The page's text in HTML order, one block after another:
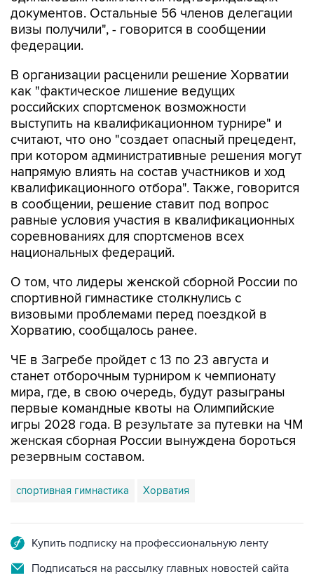
документов. Остальные 56 членов делегации
визы получили", - говорится в сообщении
федерации.
В организации расценили решение Хорватии
как "фактическое лишение ведущих
российских спортсменок возможности
выступить на квалификационном турнире" и
считают, что оно "создает опасный прецедент,
при котором административные решения могут
напрямую влиять на состав участников и ход
квалификационного отбора". Также, говорится
в сообщении, решение ставит под вопрос
равные условия участия в квалификационных
соревнованиях для спортсменов всех
национальных федераций.
О том, что лидеры женской сборной России по
спортивной гимнастике столкнулись с
визовыми проблемами перед поездкой в
Хорватию, сообщалось ранее.
ЧЕ в Загребе пройдет с 13 по 23 августа и
станет отборочным турниром к чемпионату
мира, где, в свою очередь, будут разыграны
первые командные квоты на Олимпийские
игры 2028 года. В результате за путевки на ЧМ
женская сборная России вынуждена бороться
резервным составом.
спортивная гимнастика Хорватия
Купить подписку на профессиональную ленту
Подписаться на рассылку главных новостей сайта